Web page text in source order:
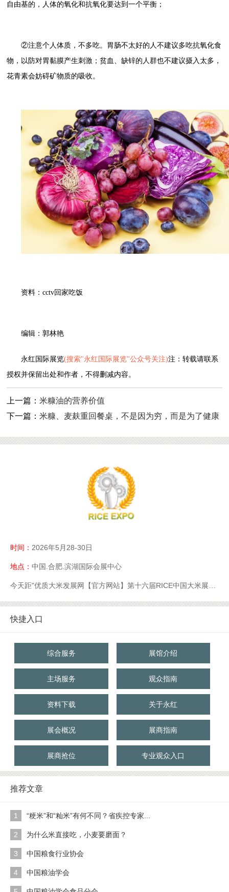
自由基的，人体的氧化和抗氧化要达到一个平衡；
②注意个人体质，不多吃。胃肠不太好的人不建议多吃抗氧化食
物，以防对胃黏膜产生刺激；贫血、缺锌的人群也不建议摄入太多，
花青素会妨碍矿物质的吸收。
资料：cctv回家吃饭
编辑：郭林艳
永红国际展览(搜索"永红国际展览"公众号关注)注：转载请联系
授权并保留出处和作者，不得删减内容。
上一篇：米糠油的营养价值
下一篇：米糠、麦麸重回餐桌，不是因为穷，而是为了健康
时间： 2026年5月28-30日
地点： 中国.合肥.滨湖国际会展中心
快捷入口
综合服务 展馆介绍
主场服务 观众指南
资料下载 关于永红
展会概况 展商指南
展商抢位 专业观众入口
推荐文章
1 “粳米”和“籼米”有何不同？省疾控专家...
2 为什么米直接吃，小麦要磨面？
3 中国粮食行业协会
4 中国粮油学会